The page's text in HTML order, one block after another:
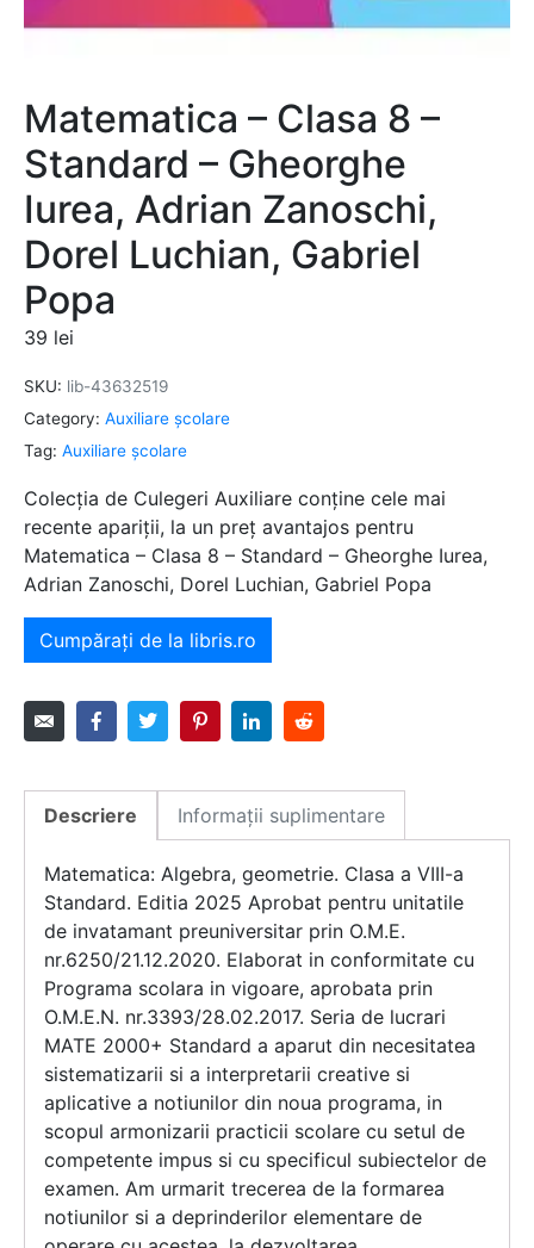
Matematica – Clasa 8 –
Standard – Gheorghe
Iurea, Adrian Zanoschi,
Dorel Luchian, Gabriel
Popa
39 lei
SKU: lib-43632519
Category: Auxiliare şcolare
Tag: Auxiliare şcolare
Colecția de Culegeri Auxiliare conține cele mai
recente apariții, la un preț avantajos pentru
Matematica – Clasa 8 – Standard – Gheorghe Iurea,
Adrian Zanoschi, Dorel Luchian, Gabriel Popa
Cumpărați de la libris.ro
Descriere Informații suplimentare
Matematica: Algebra, geometrie. Clasa a VIII-a
Standard. Editia 2025 Aprobat pentru unitatile
de invatamant preuniversitar prin O.M.E.
nr.6250/21.12.2020. Elaborat in conformitate cu
Programa scolara in vigoare, aprobata prin
O.M.E.N. nr.3393/28.02.2017. Seria de lucrari
MATE 2000+ Standard a aparut din necesitatea
sistematizarii si a interpretarii creative si
aplicative a notiunilor din noua programa, in
scopul armonizarii practicii scolare cu setul de
competente impus si cu specificul subiectelor de
examen. Am urmarit trecerea de la formarea
notiunilor si a deprinderilor elementare de